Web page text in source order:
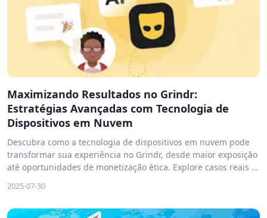
Maximizando Resultados no Grindr:
Estratégias Avançadas com Tecnologia de
Dispositivos em Nuvem
Descubra como a tecnologia de dispositivos em nuvem pode
transformar sua experiência no Grindr, desde maior exposição
até oportunidades de monetização ética. Explore casos reais e
como a VMOS Cloud.
2025-07-30